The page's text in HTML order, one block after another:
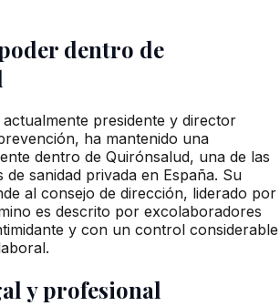
dentro de
presidente y director
ha mantenido una
dentro de Quirónsalud, una de las
de sanidad privada en España. Su
al consejo de dirección, liderado por
es descrito por excolaboradores
y con un control considerable
y profesional